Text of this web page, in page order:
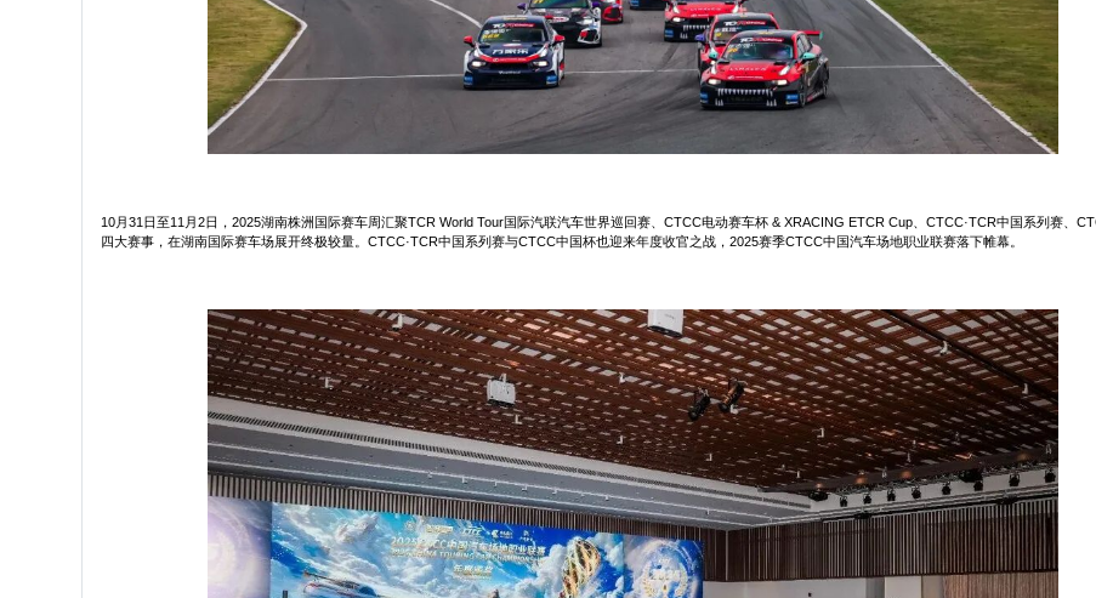
10月31日至11月2日，2025湖南株洲国际赛车周汇聚TCR World Tour国际汽联汽车世界巡回赛、CTCC电动赛车杯 & XRACING ETCR Cup、CTCC·TCR中国系列赛、
四大赛事，在湖南国际赛车场展开终极较量。CTCC·TCR中国系列赛与CTCC中国杯也迎来年度收官之战，2025赛季CTCC中国汽车场地职业联赛落下帷幕。